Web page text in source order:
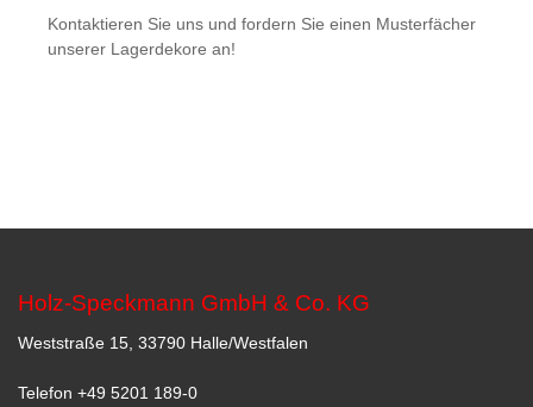
Kontaktieren Sie uns und fordern Sie einen Musterfächer
unserer Lagerdekore an!
Holz-Speckmann GmbH & Co. KG
Weststraße 15, 33790 Halle/Westfalen
Telefon +49 5201 189-0